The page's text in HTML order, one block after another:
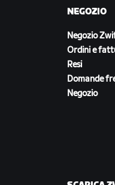
NEGOZIO
Negozio
Ordini e
Resi
Domande
Negozio